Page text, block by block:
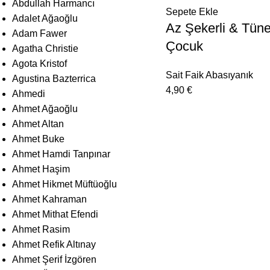
Abdullah Harmancı
Adalet Ağaoğlu
Adam Fawer
Agatha Christie
Agota Kristof
Agustina Bazterrica
Ahmedi
Ahmet Ağaoğlu
Ahmet Altan
Ahmet Buke
Ahmet Hamdi Tanpınar
Ahmet Haşim
Ahmet Hikmet Müftüoğlu
Ahmet Kahraman
Ahmet Mithat Efendi
Ahmet Rasim
Ahmet Refik Altınay
Ahmet Şerif İzgören
Sepete Ekle
Az Şekerli &
Çocuk
Sait Faik Abasıyanık
4,90 €